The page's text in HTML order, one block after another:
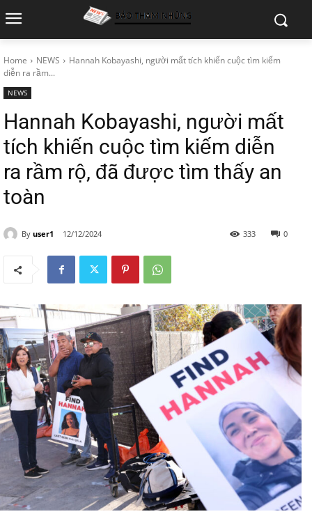
Home NEWS
Hannah Kobayashi, người mất tích khiến cuộc tìm kiếm
diễn ra rầm...
NEWS
Hannah Kobayashi, người mất
tích khiến cuộc tìm kiếm diễn
ra rầm rộ, đã được tìm thấy an
toàn
By user1 12/12/2024 0
333